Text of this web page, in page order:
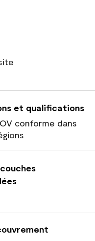
et qualifications
conforme dans